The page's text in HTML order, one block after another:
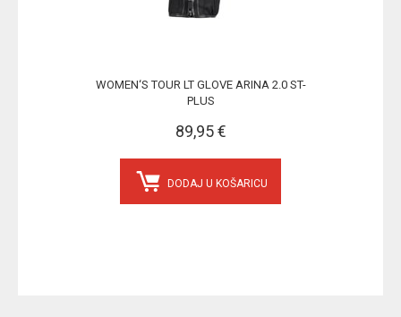
WOMEN‘S TOUR LT GLOVE ARINA 2.0 ST-
PLUS
89,95 €
DODAJ U KOŠARICU